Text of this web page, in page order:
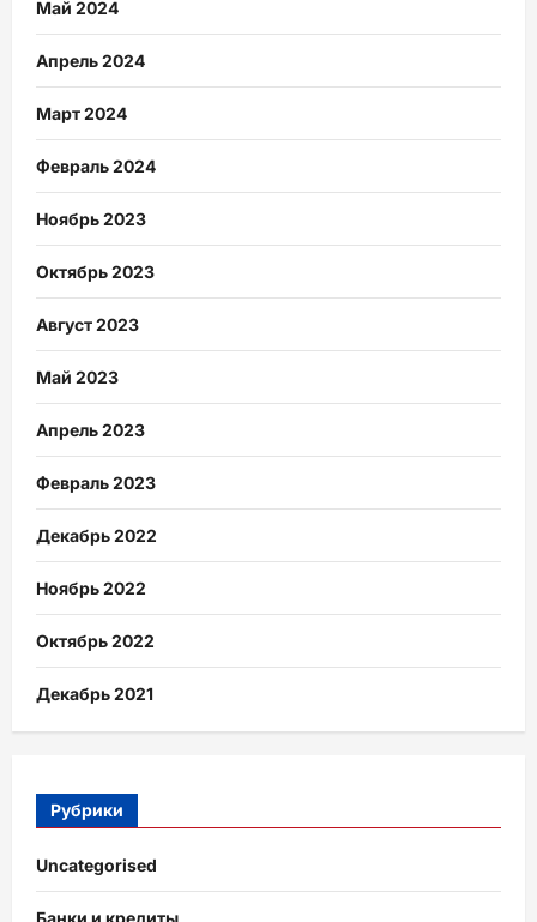
Май 2024
Апрель 2024
Март 2024
Февраль 2024
Ноябрь 2023
Октябрь 2023
Август 2023
Май 2023
Апрель 2023
Февраль 2023
Декабрь 2022
Ноябрь 2022
Октябрь 2022
Декабрь 2021
Рубрики
Uncategorised
Банки и кредиты